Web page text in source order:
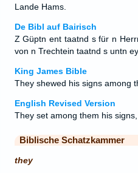
Lande Hams.
De Bibl auf Bairisch
Z Güptn ent taatnd s für n
von n Trechtein taatnd s untn
King James Bible
They shewed his signs among
English Revised Version
They set among them his
Biblische Schatzkammer
they